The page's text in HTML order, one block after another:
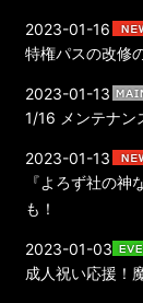
特権パスの改修
2023-01-16
1/16 メンテナン
2023-01-13
『よろず社の
も！
2023-01-13
成人祝い応援！
2023-01-03